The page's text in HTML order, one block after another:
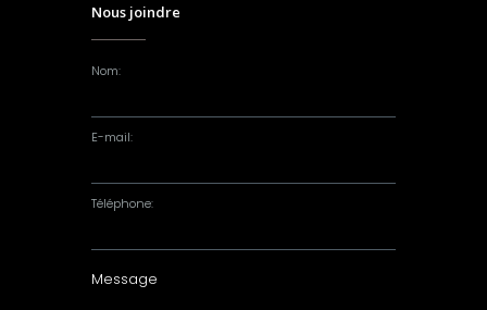
Nous joindre
Nom:
E-mail:
Téléphone: